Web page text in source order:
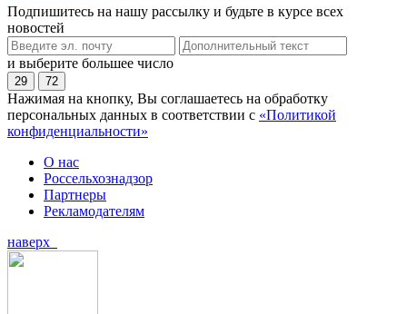
Подпишитесь на нашу рассылку и будьте в курсе всех
новостей
и выберите большее число
29 72
Нажимая на кнопку, Вы соглашаетесь на обработку
персональных данных в соответствии с «Политикой
конфиденциальности»
О нас
Россельхознадзор
Партнеры
Рекламодателям
наверх